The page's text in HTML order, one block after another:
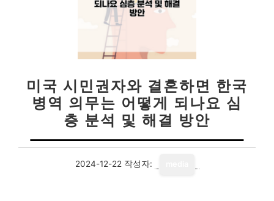
미국 시민권자와 결혼하면 한국
병역 의무는 어떻게 되나요 심
층 분석 및 해결 방안
2024-12-22 작성자: